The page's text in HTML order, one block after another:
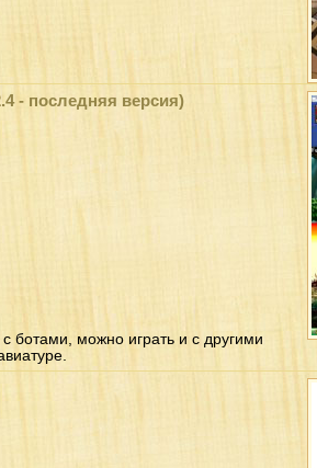
- последняя версия)
ботами, можно играть и с другими